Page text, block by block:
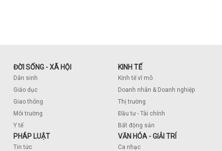
ĐỜI SỐNG - XÃ HỘI
Dân sinh
Giáo dục
Giao thông
Môi trường
Y tế
KINH TẾ
Kinh tế vĩ mô
Doanh nhân & Doanh nghiệp
Thị trường
Đầu tư - Tài chính
Bất động sản
PHÁP LUẬT
Tin tức
VĂN HÓA - GIẢI TRÍ
Ca nhạc